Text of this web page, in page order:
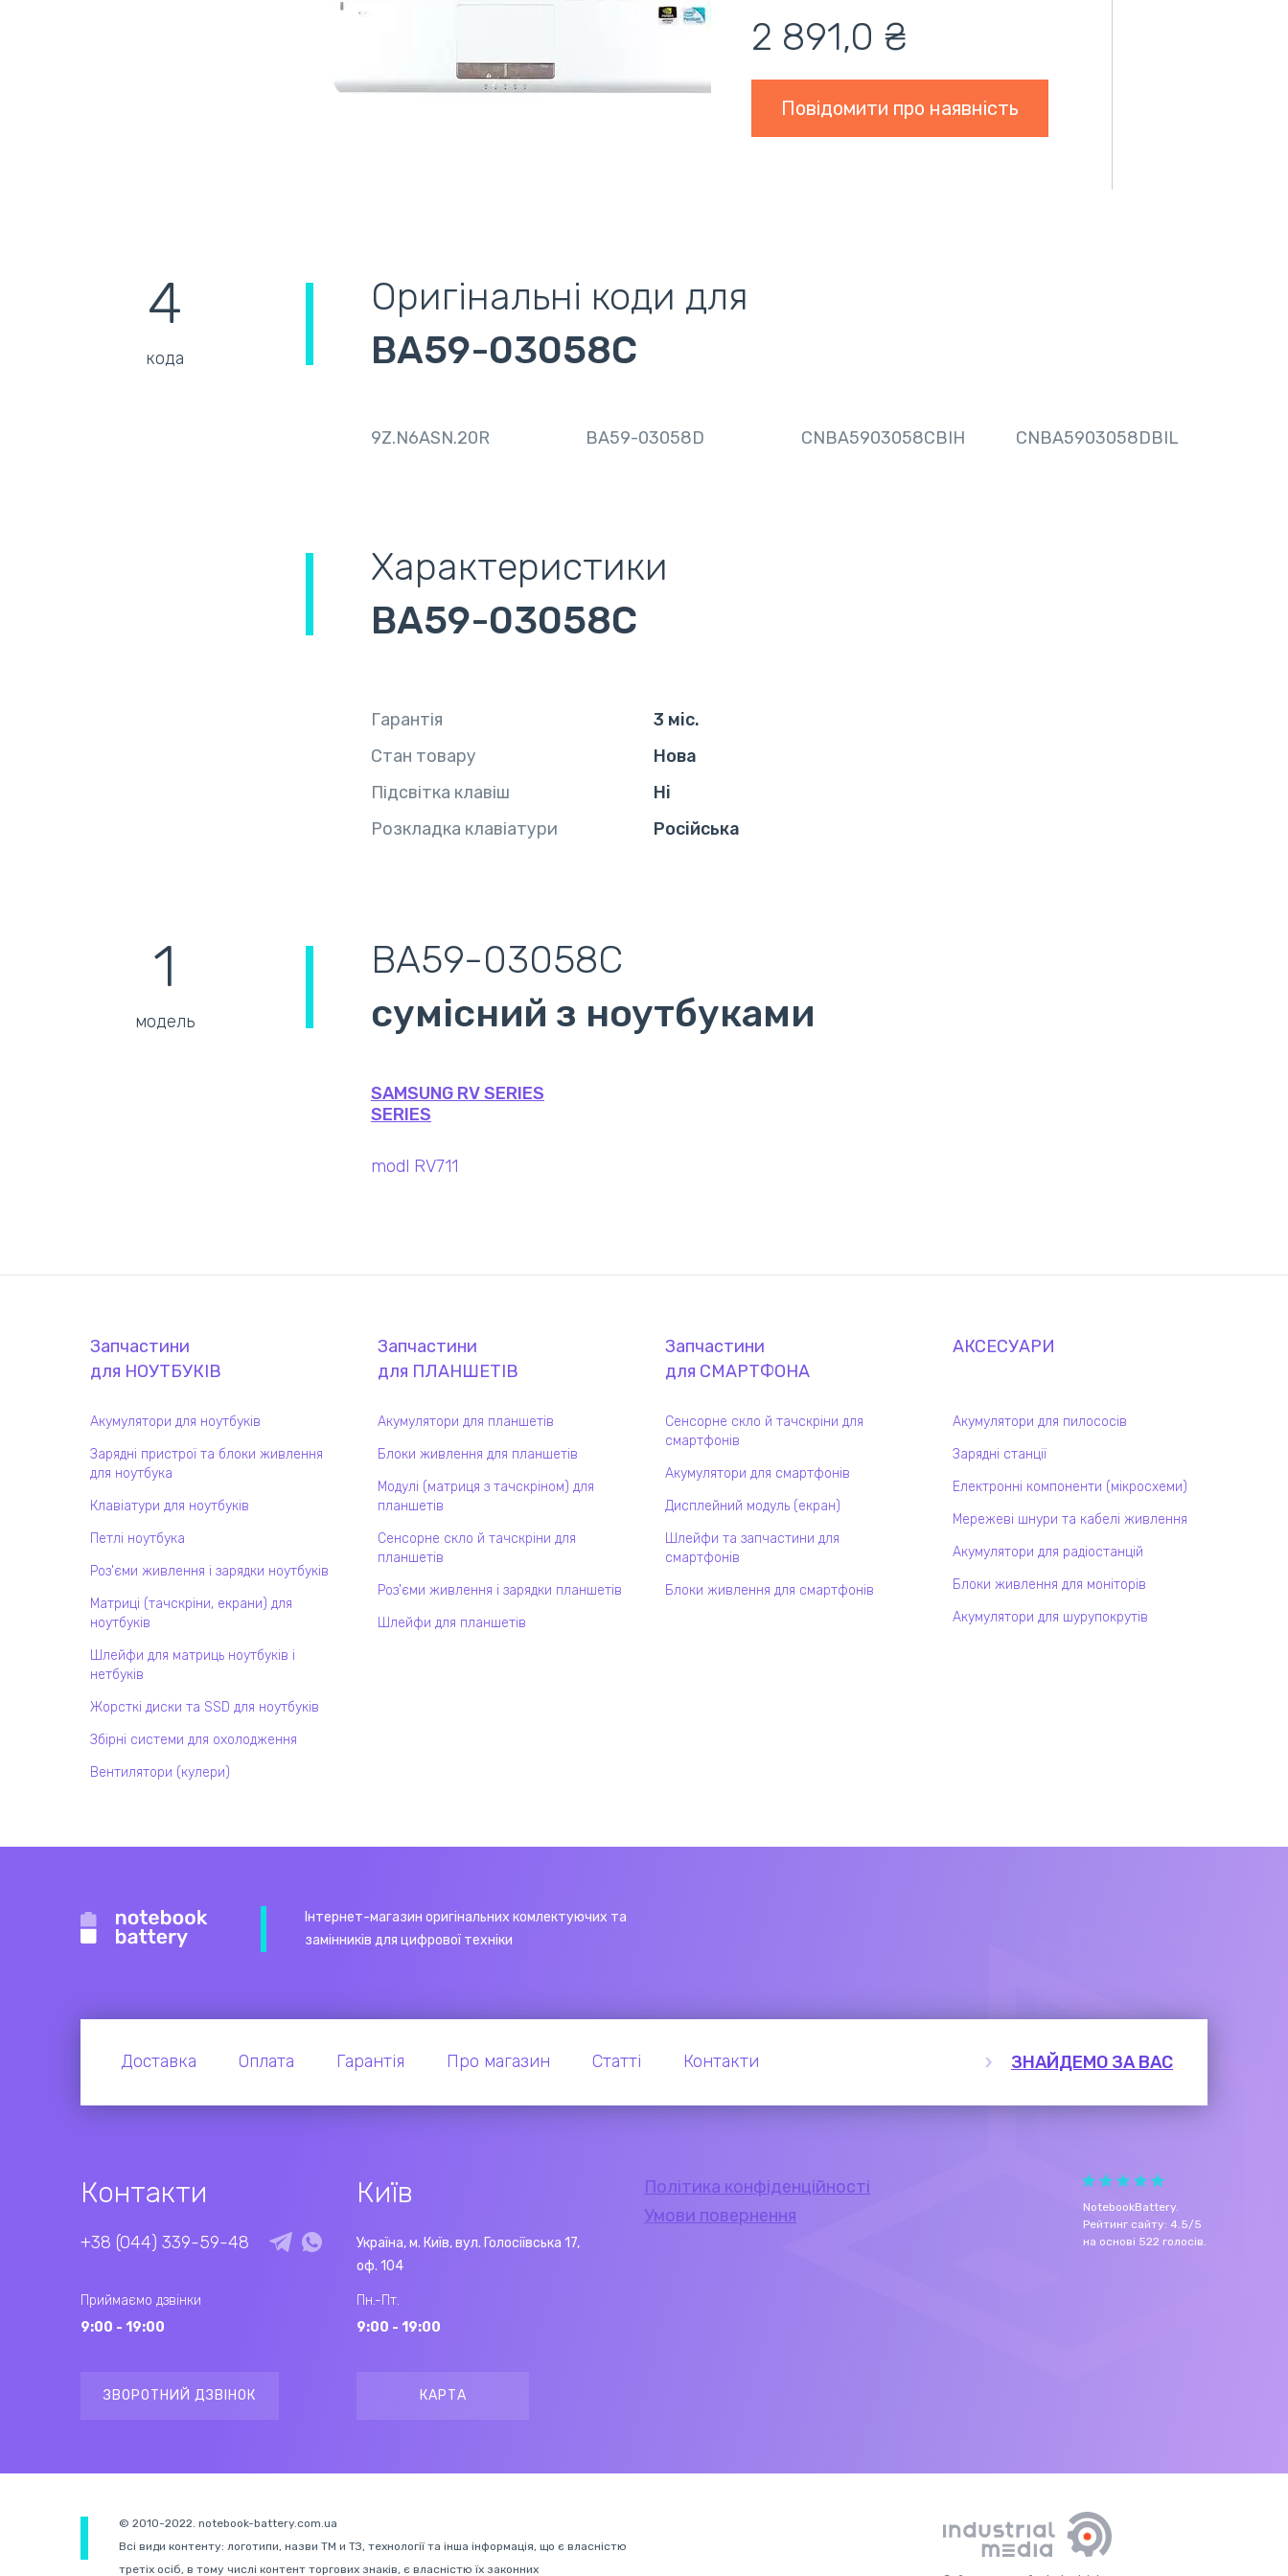
2 891,0 ₴
Повідомити про наявність
4
кода
Оригінальні коди для
BA59-03058C
9Z.N6ASN.20R BA59-03058D CNBA5903058CBIH CNBA5903058DBIL
Характеристики
BA59-03058C
Гарантія
3 міс.
Стан товару
Нова
Підсвітка клавіш
Ні
Розкладка клавіатури
Російська
1
модель
BA59-03058C
сумісний з ноутбуками
SAMSUNG RV SERIES
SERIES
modl RV711
Запчастини
для НОУТБУКІВ
Акумулятори для ноутбуків
Зарядні пристрої та блоки живлення
для ноутбука
Клавіатури для ноутбуків
Петлі ноутбука
Роз'єми живлення і зарядки ноутбуків
Матриці (тачскріни, екрани) для
ноутбуків
Шлейфи для матриць ноутбуків і
нетбуків
Жорсткі диски та SSD для ноутбуків
Збірні системи для охолодження
Вентилятори (кулери)
Запчастини
для ПЛАНШЕТІВ
Акумулятори для планшетів
Блоки живлення для планшетів
Модулі (матриця з тачскріном) для
планшетів
Сенсорне скло й тачскріни для
планшетів
Роз'єми живлення і зарядки планшетів
Шлейфи для планшетів
Запчастини
для СМАРТФОНА
Сенсорне скло й тачскріни для
смартфонів
Акумулятори для смартфонів
Дисплейний модуль (екран)
Шлейфи та запчастини для
смартфонів
Блоки живлення для смартфонів
АКСЕСУАРИ
Акумулятори для пилососів
Зарядні станції
Електронні компоненти (мікросхеми)
Мережеві шнури та кабелі живлення
Акумулятори для радіостанцій
Блоки живлення для моніторів
Акумулятори для шурупокрутів
Інтернет-магазин оригінальних комлектуючих та
замінників для цифрової техніки
Доставка Оплата Гарантія Про магазин Статті Контакти ЗНАЙДЕМО ЗА ВАС
Контакти
+38 (044) 339-59-48
Приймаємо дзвінки
9:00 - 19:00
ЗВОРОТНИЙ ДЗВІНОК
Київ
Україна, м. Київ, вул. Голосіївська 17,
оф. 104
Пн.-Пт.
9:00 - 19:00
КАРТА
Політика конфіденційності
Умови повернення
NotebookBattery.
Рейтинг сайту: 4.5/5
на основі 522 голосів.
© 2010-2022. notebook-battery.com.ua
Всі види контенту: логотипи, назви ТМ и ТЗ, технології та інша інформація, що є власністю
третіх осіб, в тому числі контент торгових знаків, є власністю їх законних